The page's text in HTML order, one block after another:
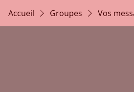
Accueil Groupes Vos